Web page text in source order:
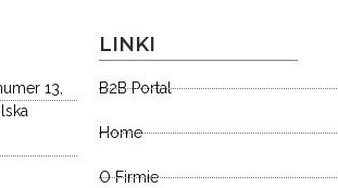
13,
LINKI
B2B Portal
Home
O Firmie